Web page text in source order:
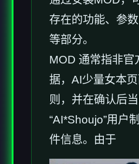
存在的功能、参
等部分。
MOD 通常指非官
据，AI少量女本
则，并在确认后
“AI*Shoujo”用户
件信息。由于